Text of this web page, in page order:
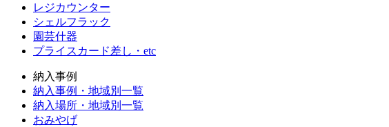
レジカウンター
シェルフラック
園芸什器
プライスカード差し・etc
納入事例
納入事例・地域別一覧
納入場所・地域別一覧
おみやげ